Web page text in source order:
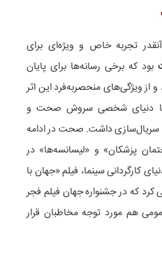
تجربه خاص و ویژه‌ای برای
بود که برخی رسانه‌ها برای پایان
ویژگی‌های منحصربه‌فرد این اثر
با دنیای شخصی سروش صحت و
سریال‌سازی داشت. صحت در ادامه
پزشکان» و «لیسانسه‌ها» در
کارگردانی سینما، فیلم «جهان با
سال ۹۷ کارگردانی کرد که در جشنواره جهان فیلم فجر
هم مورد توجه مخاطبان قرار